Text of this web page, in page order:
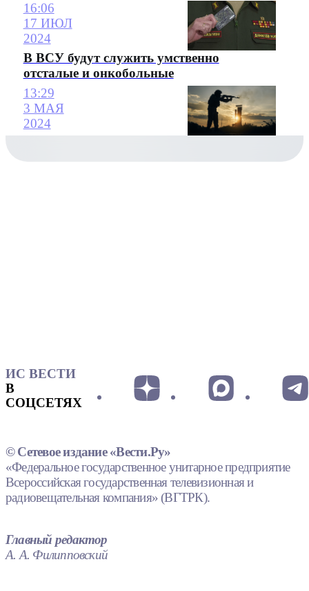
16:06
17 ИЮЛ
2024
В ВСУ будут служить умственно
отсталые и онкобольные
13:29
3 МАЯ
2024
ИС ВЕСТИ
В
СОЦСЕТЯХ
© Сетевое издание «Вести.Ру»
«Федеральное государственное унитарное предприятие
Всероссийская государственная телевизионная и
радиовещательная компания» (ВГТРК).
Главный редактор
А. А. Филипповский